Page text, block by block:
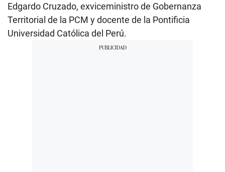
Edgardo Cruzado, exviceministro de Gobernanza
Territorial de la PCM y docente de la Pontificia
Universidad Católica del Perú.